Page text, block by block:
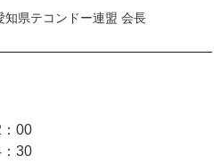
県テコンドー連盟 会長
00
：30